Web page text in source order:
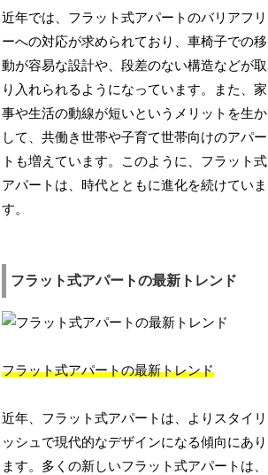
近年では、フラット式アパートのバリアフリ
ーへの対応が求められており、車椅子での移
動が容易な設計や、段差のない構造などが取
り入れられるようになっています。また、家
事や生活の動線が短いというメリットを生か
して、共働き世帯や子育て世帯向けのアパー
トも増えています。このように、フラット式
アパートは、時代とともに進化を続けていま
す。
フラット式アパートの最新トレンド
フラット式アパートの最新トレンド
近年、フラット式アパートは、よりスタイリ
ッシュで現代的なデザインになる傾向にあり
ます。多くの新しいフラット式アパートは、